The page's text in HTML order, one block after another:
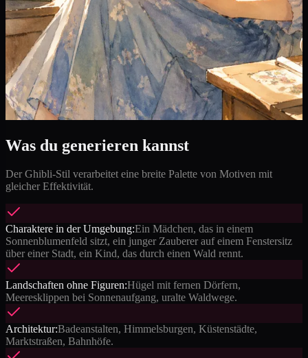
Was du generieren kannst
Der Ghibli-Stil verarbeitet eine breite Palette von Motiven mit
gleicher Effektivität.
Charaktere in der Umgebung:Ein Mädchen, das in einem
Sonnenblumenfeld sitzt, ein junger Zauberer auf einem Fenstersitz
über einer Stadt, ein Kind, das durch einen Wald rennt.
Landschaften ohne Figuren:Hügel mit fernen Dörfern,
Meeresklippen bei Sonnenaufgang, uralte Waldwege.
Architektur:Badeanstalten, Himmelsburgen, Küstenstädte,
Marktstraßen, Bahnhöfe.